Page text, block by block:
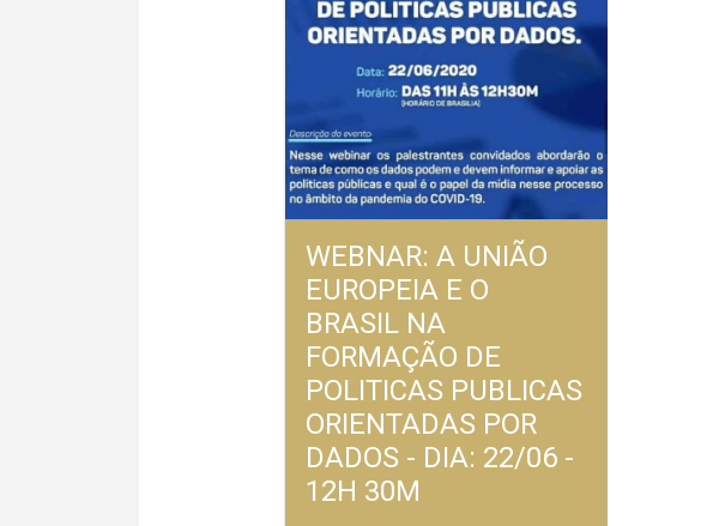
WEBNAR: A UNIÃO
EUROPEIA E O
BRASIL NA
FORMAÇÃO DE
POLITICAS PUBLICAS
ORIENTADAS POR
DADOS - DIA: 22/06 -
12H 30M